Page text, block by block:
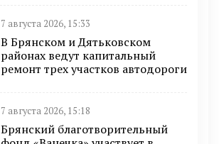
7 августа 2026, 15:33
В Брянском и Дятьковском
районах ведут капитальный
ремонт трех участков автодороги
7 августа 2026, 15:18
Брянский благотворительный